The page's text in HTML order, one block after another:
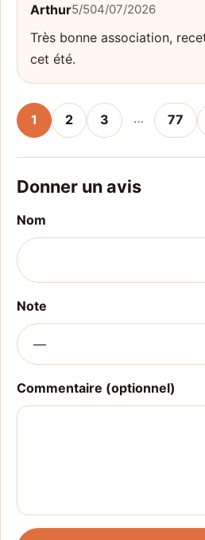
Arthur5/504/07/2026
Très bonne association,
cet été.
1 2 3 … 77
Donner un avis
Nom
Note
Commentaire (optionnel)